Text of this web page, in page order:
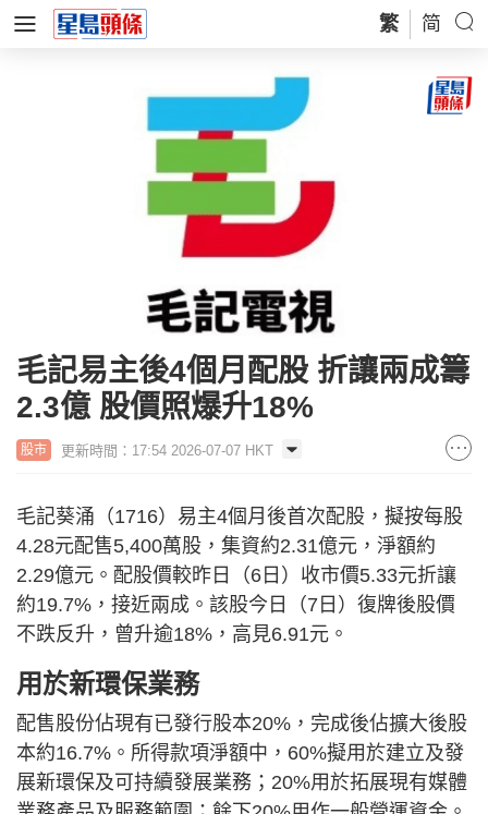
繁 简
毛記易主後4個月配股 折讓兩成籌
2.3億 股價照爆升18%
股市 更新時間：17:54 2026-07-07 HKT
毛記葵涌（1716）易主4個月後首次配股，擬按每股
4.28元配售5,400萬股，集資約2.31億元，淨額約
2.29億元。配股價較昨日（6日）收市價5.33元折讓
約19.7%，接近兩成。該股今日（7日）復牌後股價
不跌反升，曾升逾18%，高見6.91元。
用於新環保業務
配售股份佔現有已發行股本20%，完成後佔擴大後股
本約16.7%。所得款項淨額中，60%擬用於建立及發
展新環保及可持續發展業務；20%用於拓展現有媒體